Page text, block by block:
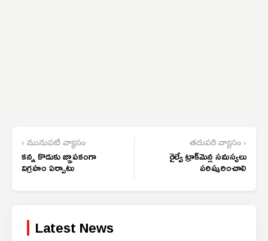
‹ మునుపటి వ్యాసం
కన్న కొడుకు జ్ఞాపకంగా
విగ్రహం ఏర్పాటు
తదుపరి వ్యాసం ›
రైల్వే ట్రాక్‌మెన్ల సమస్యలు
పరిష్కరించాలి
Latest News